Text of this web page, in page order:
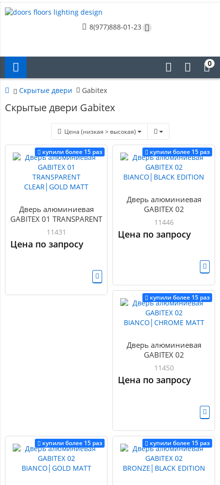
8(977)888-01-23
0
Скрытые двери Gabitex
Скрытые двери Gabitex
Цена (низкая > высокая)
купили более 15 раз
Дверь алюминиевая
GABITEX 01 TRANSPARENT
CLEAR│GOLD MATT
11431
Цена по запросу
купили более 15 раз
Дверь алюминиевая
GABITEX 02
BIANCO│BLACK EDITION
11446
Цена по запросу
купили более 15 раз
Дверь алюминиевая
GABITEX 02
BIANCO│CHROME MATT
11450
Цена по запросу
купили более 15 раз купили более 15 раз